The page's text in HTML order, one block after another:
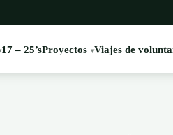
17 – 25’sProyectos Viajes de